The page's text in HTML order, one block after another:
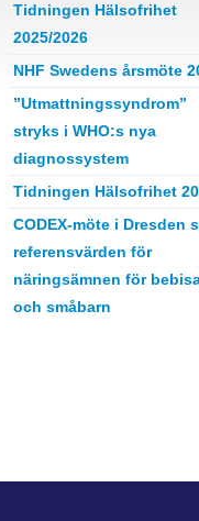
Tidningen Hälsofrihet
2025/2026
NHF Swedens årsmöte
”Utmattningssyndrom”
stryks i WHO:s nya
diagnossystem
Tidningen Hälsofrihet
CODEX-möte i Dresden
referensvärden för
näringsämnen för
och småbarn